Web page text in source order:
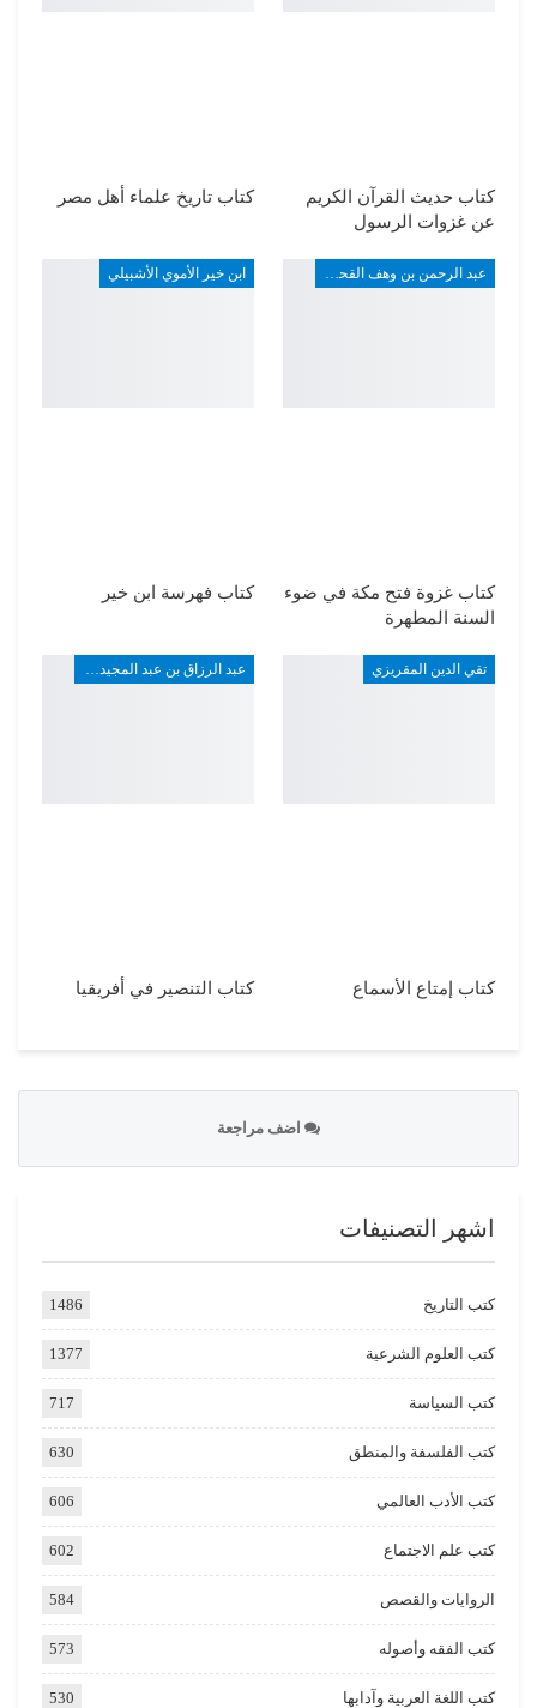
كتاب حديث القرآن الكريم
عن غزوات الرسول
كتاب تاريخ علماء أهل مصر
عبد الرحمن بن وهف القحطاني
كتاب غزوة فتح مكة في ضوء
السنة المطهرة
ابن خير الأموي الأشبيلي
كتاب فهرسة ابن خير
تقي الدين المقريزي
كتاب إمتاع الأسماع
عبد الرزاق بن عبد المجيد ألارو
كتاب التنصير في أفريقيا
اضف مراجعة
اشهر التصنيفات
كتب التاريخ 1486
كتب العلوم الشرعية 1377
كتب السياسة 717
كتب الفلسفة والمنطق 630
كتب الأدب العالمي 606
كتب علم الاجتماع 602
الروايات والقصص 584
كتب الفقه وأصوله 573
كتب اللغة العربية وآدابها 530